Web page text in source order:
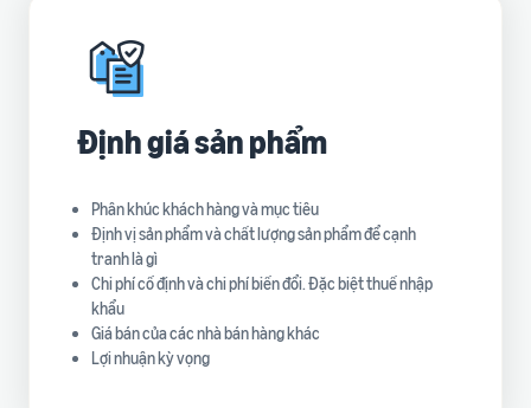
Định giá sản phẩm
Phân khúc khách hàng và mục tiêu
Định vị sản phẩm và chất lượng sản phẩm để cạnh
tranh là gì
Chi phí cố định và chi phí biến đổi. Đặc biệt thuế nhập
khẩu
Giá bán của các nhà bán hàng khác
Lợi nhuận kỳ vọng